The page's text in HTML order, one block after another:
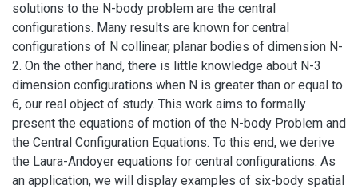
solutions to the N-body problem are the central
configurations. Many results are known for central
configurations of N collinear, planar bodies of dimension N-
2. On the other hand, there is little knowledge about N-3
dimension configurations when N is greater than or equal to
6, our real object of study. This work aims to formally
present the equations of motion of the N-body Problem and
the Central Configuration Equations. To this end, we derive
the Laura-Andoyer equations for central configurations. As
an application, we will display examples of six-body spatial